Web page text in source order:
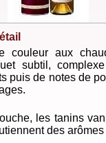
couleur aux
subtil,
puis de notes de
les tanins
des arômes